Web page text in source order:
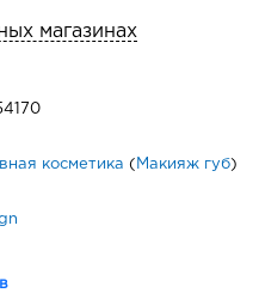
магазинах
косметика ( Макияж губ)